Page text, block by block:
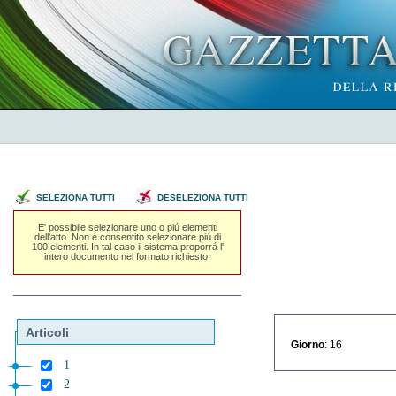
SELEZIONA TUTTI DESELEZIONA TUTTI
E' possibile selezionare uno o piú elementi
dell'atto. Non é consentito selezionare piú di
100 elementi. In tal caso il sistema proporrá l'
intero documento nel formato richiesto.
Articoli
1
2
Giorno : 16